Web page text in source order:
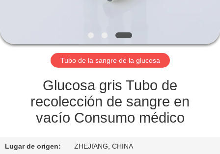
DE
CALIDAD
ÉNTRENOS
CONTACTO
Tubo de la sangre de la glucosa
Glucosa gris Tubo de
recolección de sangre en
vacío Consumo médico
Lugar de origen: ZHEJIANG, CHINA